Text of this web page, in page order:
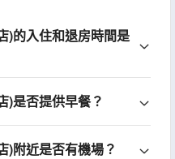
)的入住和退房時間是
)是否提供早餐？
)附近是否有機場？